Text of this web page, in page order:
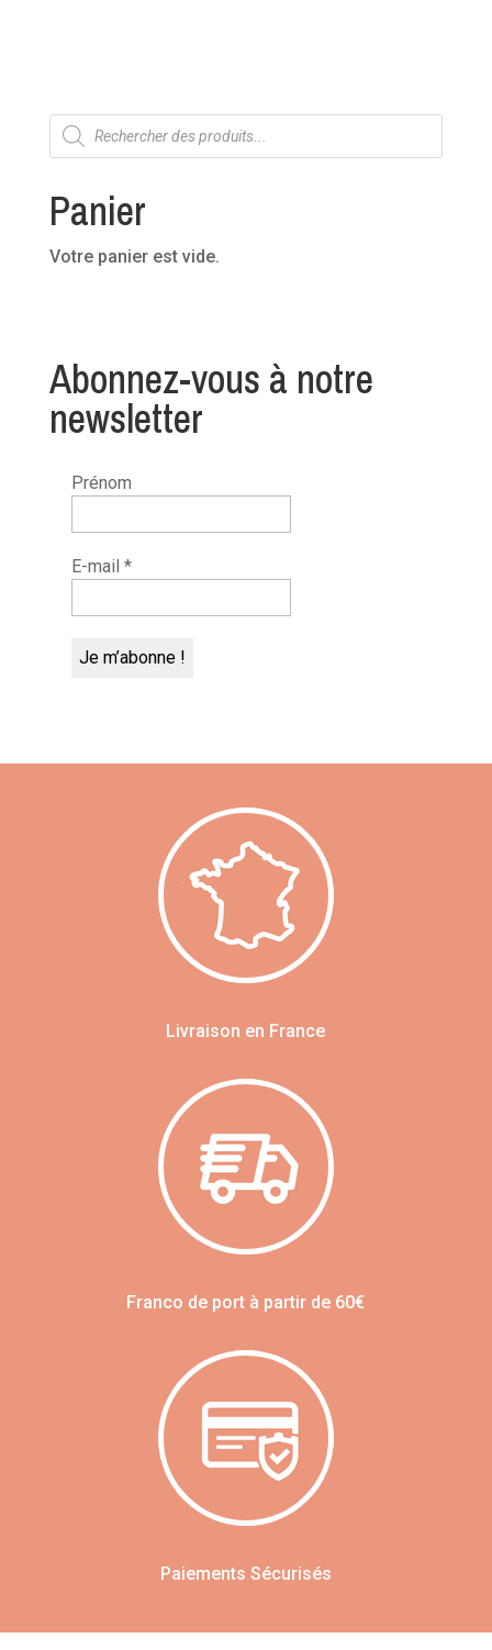
Recherche
de
produits
Panier
Votre panier est vide.
Abonnez-vous à notre
newsletter
Prénom
E-mail *
Livraison en France
Franco de port à partir de 60€
Paiements Sécurisés